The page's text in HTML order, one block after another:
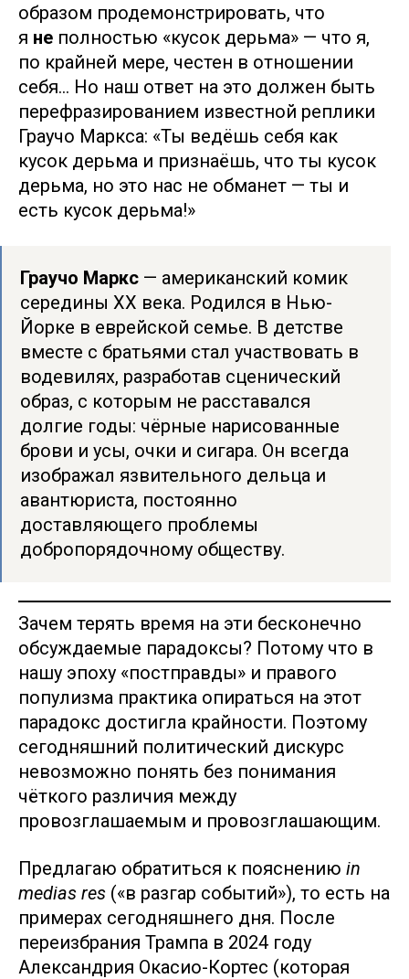
образом продемонстрировать, что
я не полностью «кусок дерьма» — что я,
по крайней мере, честен в отношении
себя… Но наш ответ на это должен быть
перефразированием известной реплики
Граучо Маркса: «Ты ведёшь себя как
кусок дерьма и признаёшь, что ты кусок
дерьма, но это нас не обманет — ты и
есть кусок дерьма!»
Граучо Маркс — американский комик
середины XX века. Родился в Нью-
Йорке в еврейской семье. В детстве
вместе с братьями стал участвовать в
водевилях, разработав сценический
образ, с которым не расставался
долгие годы: чёрные нарисованные
брови и усы, очки и сигара. Он всегда
изображал язвительного дельца и
авантюриста, постоянно
доставляющего проблемы
добропорядочному обществу.
Зачем терять время на эти бесконечно
обсуждаемые парадоксы? Потому что в
нашу эпоху «постправды» и правого
популизма практика опираться на этот
парадокс достигла крайности. Поэтому
сегодняшний политический дискурс
невозможно понять без понимания
чёткого различия между
провозглашаемым и провозглашающим.
Предлагаю обратиться к пояснению in
medias res («в разгар событий»), то есть на
примерах сегодняшнего дня. После
переизбрания Трампа в 2024 году
Александрия Окасио-Кортес (которая